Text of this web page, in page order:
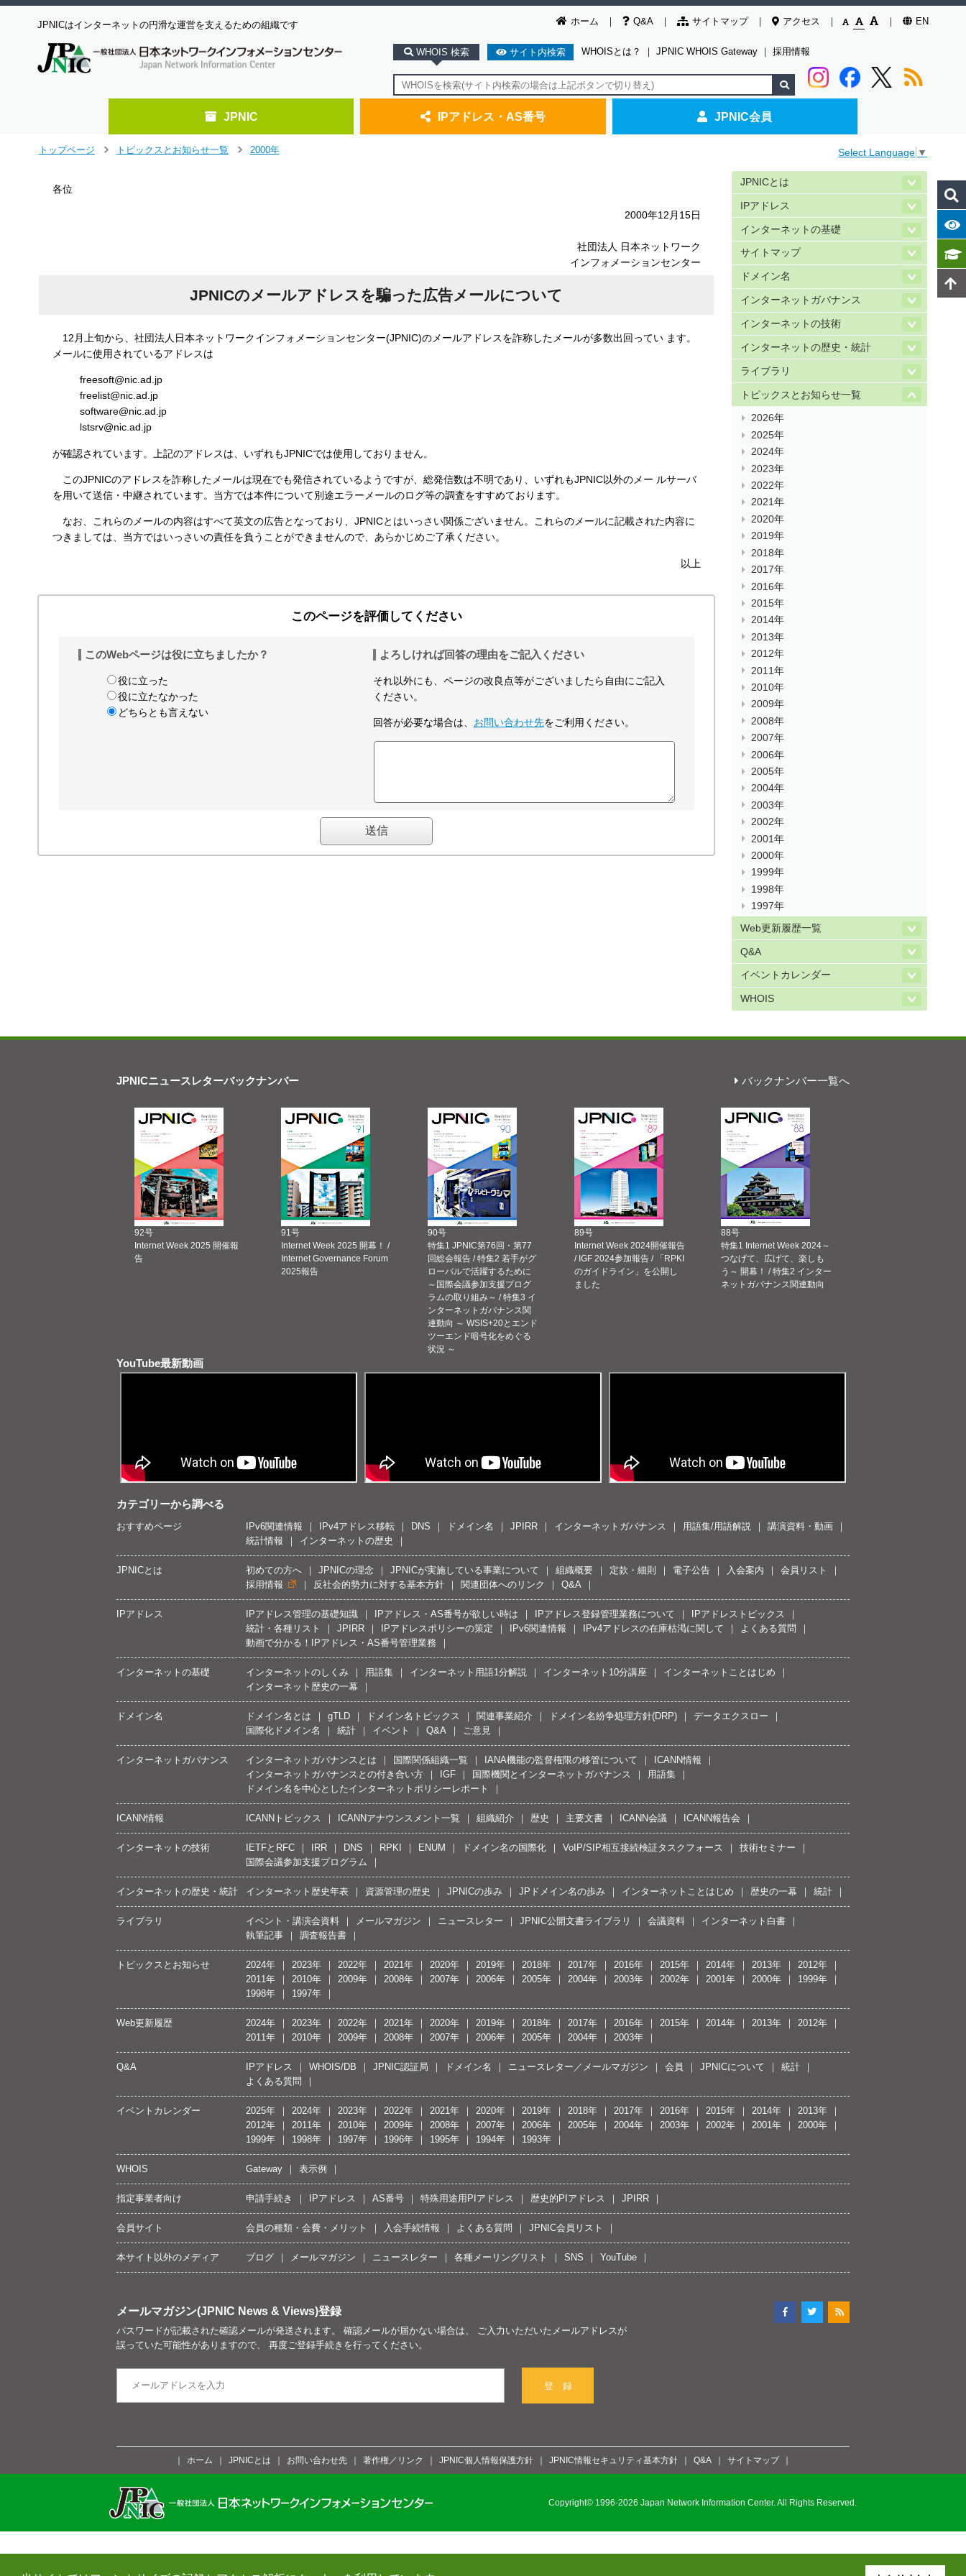
ホーム Q&A サイトマップ アクセス EN
JPNICはインターネットの円滑な運営を支えるための組織です
WHOIS 検索 サイト内検索 WHOISとは？ ｜ JPNIC WHOIS Gateway ｜ 採用情報
JPNIC IPアドレス・AS番号 JPNIC会員
トップページ
トピックスとお知らせ一覧
2000年 Select Language ▼
各位
2000年12月15日
社団法人 日本ネットワーク
インフォメーションセンター
JPNICのメールアドレスを騙った広告メールについて
12月上旬から、社団法人日本ネットワークインフォメーションセンター(JPNIC)のメールアドレスを詐称したメールが多数出回ってい ます。
メールに使用されているアドレスは
freesoft@nic.ad.jp
freelist@nic.ad.jp
software@nic.ad.jp
lstsrv@nic.ad.jp
が確認されています。上記のアドレスは、いずれもJPNICでは使用しておりません。
このJPNICのアドレスを詐称したメールは現在でも発信されているようですが、総発信数は不明であり、いずれもJPNIC以外のメー ルサーバ
を用いて送信・中継されています。当方では本件について別途エラーメールのログ等の調査をすすめております。
なお、これらのメールの内容はすべて英文の広告となっており、JPNICとはいっさい関係ございません。これらのメールに記載された内容に
つきましては、当方ではいっさいの責任を負うことができませんので、あらかじめご了承ください。
以上
JPNICとは
IPアドレス
インターネットの基礎
サイトマップ
ドメイン名
インターネットガバナンス
インターネットの技術
インターネットの歴史・統計
ライブラリ
トピックスとお知らせ一覧
2026年
2025年
2024年
2023年
2022年
2021年
2020年
2019年
2018年
2017年
2016年
2015年
2014年
2013年
2012年
2011年
2010年
2009年
2008年
2007年
2006年
2005年
2004年
2003年
2002年
2001年
2000年
1999年
1998年
1997年
Web更新履歴一覧
Q&A
イベントカレンダー
WHOIS
このページを評価してください
このWebページは役に立ちましたか？
役に立った
役に立たなかった
どちらとも言えない
よろしければ回答の理由をご記入ください
それ以外にも、ページの改良点等がございましたら自由にご記入
ください。
回答が必要な場合は、 お問い合わせ先をご利用ください。
JPNICニュースレターバックナンバー バックナンバー一覧へ
92号
Internet Week 2025 開催報
告
91号
Internet Week 2025 開幕！ /
Internet Governance Forum
2025報告
90号
特集1 JPNIC第76回・第77
回総会報告 / 特集2 若手がグ
ローバルで活躍するために
～国際会議参加支援プログ
ラムの取り組み～ / 特集3 イ
ンターネットガバナンス関
連動向 ～ WSIS+20とエンド
ツーエンド暗号化をめぐる
状況 ～
89号
Internet Week 2024開催報告
/ IGF 2024参加報告 / 「RPKI
のガイドライン」を公開し
ました
88号
特集1 Internet Week 2024～
つなげて、広げて、楽しも
う～ 開幕！ / 特集2 インター
ネットガバナンス関連動向
YouTube最新動画
カテゴリーから調べる
おすすめページ IPv6関連情報 IPv4アドレス移転 DNS ドメイン名 JPIRR インターネットガバナンス 用語集/用語解説
講演資料・動画
統計情報
インターネットの歴史
JPNICとは 初めての方へ JPNICの理念 JPNICが実施している事業について 組織概要 定款・細則 電子公告 入会案内
会員リスト
採用情報
反社会的勢力に対する基本方針 関連団体へのリンク Q&A
IPアドレス IPアドレス管理の基礎知識 IPアドレス・AS番号が欲しい時は IPアドレス登録管理業務について
IPアドレストピックス
統計・各種リスト
JPIRR IPアドレスポリシーの策定 IPv6関連情報 IPv4アドレスの在庫枯渇に関して
よくある質問
動画で分かる！IPアドレス・AS番号管理業務
インターネットの基礎 インターネットのしくみ 用語集 インターネット用語1分解説 インターネット10分講座
インターネットことはじめ
インターネット歴史の一幕
ドメイン名 ドメイン名とは gTLD ドメイン名トピックス 関連事業紹介 ドメイン名紛争処理方針(DRP)
データエクスロー
国際化ドメイン名
統計 イベント Q&A ご意見
インターネットガバナンス インターネットガバナンスとは 国際関係組織一覧 IANA機能の監督権限の移管について
ICANN情報
インターネットガバナンスとの付き合い方
IGF 国際機関とインターネットガバナンス
用語集
ドメイン名を中心としたインターネットポリシーレポート
ICANN情報 ICANNトピックス ICANNアナウンスメント一覧 組織紹介 歴史 主要文書 ICANN会議 ICANN報告会
インターネットの技術 IETFとRFC IRR DNS RPKI ENUM ドメイン名の国際化 VoIP/SIP相互接続検証タスクフォース
技術セミナー
国際会議参加支援プログラム
インターネットの歴史・統計 インターネット歴史年表 資源管理の歴史 JPNICの歩み JPドメイン名の歩み インターネットことはじめ 歴史の一幕 統計
ライブラリ イベント・講演会資料 メールマガジン ニュースレター JPNIC公開文書ライブラリ 会議資料
インターネット白書
執筆記事
調査報告書
トピックスとお知らせ 2024年 2023年 2022年 2021年 2020年 2019年 2018年 2017年 2016年 2015年 2014年 2013年
2012年
2011年
2010年 2009年 2008年 2007年 2006年 2005年 2004年 2003年 2002年 2001年 2000年
1999年
1998年
1997年
Web更新履歴 2024年 2023年 2022年 2021年 2020年 2019年 2018年 2017年 2016年 2015年 2014年 2013年
2012年
2011年
2010年 2009年 2008年 2007年 2006年 2005年 2004年 2003年
Q&A IPアドレス WHOIS/DB JPNIC認証局 ドメイン名 ニュースレター／メールマガジン 会員 JPNICについて
統計
よくある質問
イベントカレンダー 2025年 2024年 2023年 2022年 2021年 2020年 2019年 2018年 2017年 2016年 2015年 2014年
2013年
2012年
2011年 2010年 2009年 2008年 2007年 2006年 2005年 2004年 2003年 2002年 2001年
2000年
1999年
1998年 1997年 1996年 1995年 1994年 1993年
WHOIS Gateway 表示例
指定事業者向け 申請手続き IPアドレス AS番号 特殊用途用PIアドレス 歴史的PIアドレス JPIRR
会員サイト 会員の種類・会費・メリット 入会手続情報 よくある質問 JPNIC会員リスト
本サイト以外のメディア ブログ メールマガジン ニュースレター 各種メーリングリスト SNS YouTube
メールマガジン(JPNIC News & Views)登録
パスワードが記載された確認メールが発送されます。 確認メールが届かない場合は、 ご入力いただいたメールアドレスが
誤っていた可能性がありますので、 再度ご登録手続きを行ってください。
登 録
ホーム JPNICとは お問い合わせ先 著作権／リンク JPNIC個人情報保護方針 JPNIC情報セキュリティ基本方針 Q&A サイトマップ
Copyright© 1996-2026 Japan Network Information Center. All Rights Reserved.